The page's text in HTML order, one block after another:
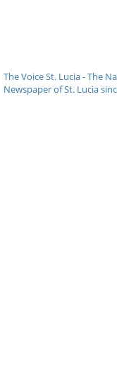
The Voice St. Lucia - The
Newspaper of St. Lucia